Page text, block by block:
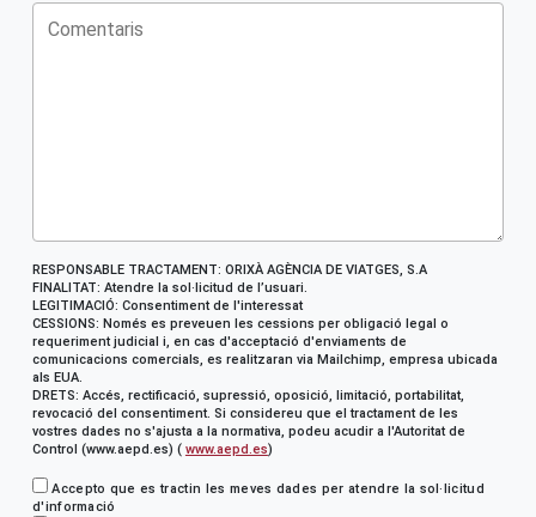
RESPONSABLE TRACTAMENT: ORIXÀ AGÈNCIA DE VIATGES, S.A
FINALITAT: Atendre la sol·licitud de l’usuari.
LEGITIMACIÓ: Consentiment de l'interessat
CESSIONS: Només es preveuen les cessions per obligació legal o
requeriment judicial i, en cas d'acceptació d'enviaments de
comunicacions comercials, es realitzaran via Mailchimp, empresa ubicada
als EUA.
DRETS: Accés, rectificació, supressió, oposició, limitació, portabilitat,
revocació del consentiment. Si considereu que el tractament de les
vostres dades no s'ajusta a la normativa, podeu acudir a l'Autoritat de
Control (www.aepd.es) ( www.aepd.es)
Accepto que es tractin les meves dades per atendre la sol·licitud
d'informació